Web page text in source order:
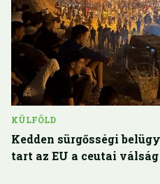
KÜLFÖLD
Kedden sürgősségi
tart az EU a ceutai